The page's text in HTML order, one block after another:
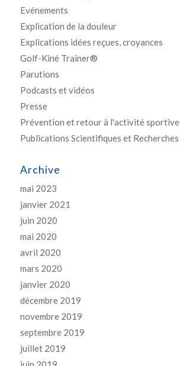
Evénements
Explication de la douleur
Explications idées reçues, croyances
Golf-Kiné Trainer®
Parutions
Podcasts et vidéos
Presse
Prévention et retour à l'activité sportive
Publications Scientifiques et Recherches
Archive
mai 2023
janvier 2021
juin 2020
mai 2020
avril 2020
mars 2020
janvier 2020
décembre 2019
novembre 2019
septembre 2019
juillet 2019